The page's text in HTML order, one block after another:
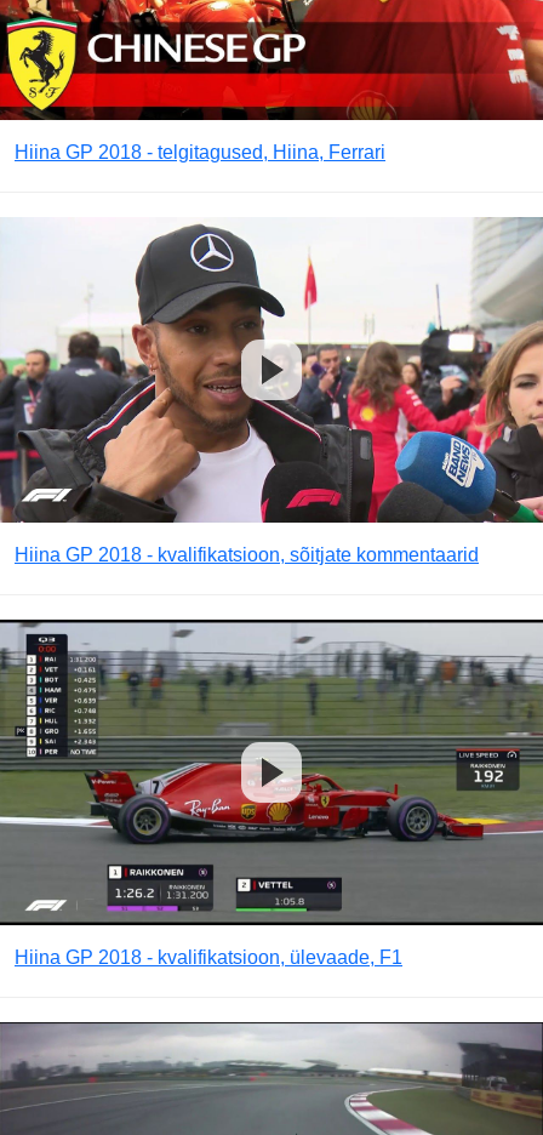
Hiina GP 2018 - telgitagused, Hiina, Ferrari
Hiina GP 2018 - kvalifikatsioon, sõitjate kommentaarid
Hiina GP 2018 - kvalifikatsioon, ülevaade, F1